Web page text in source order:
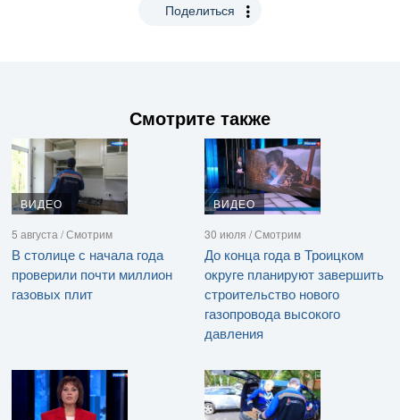
Поделиться
Смотрите также
ВИДЕО
5 августа / Смотрим
В столице с начала года
проверили почти миллион
газовых плит
ВИДЕО
30 июля / Смотрим
До конца года в Троицком
округе планируют завершить
строительство нового
газопровода высокого
давления